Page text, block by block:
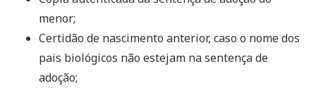
menor;
Certidão de nascimento anterior, caso o nome dos
pais biológicos não estejam na sentença de
adoção;